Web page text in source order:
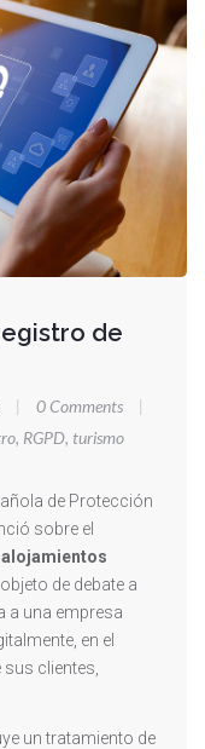
de
| 0 Comments
|
, RGPD, turismo
de Protección
sobre el
de debate a
a una empresa
en el
clientes,
un tratamiento de